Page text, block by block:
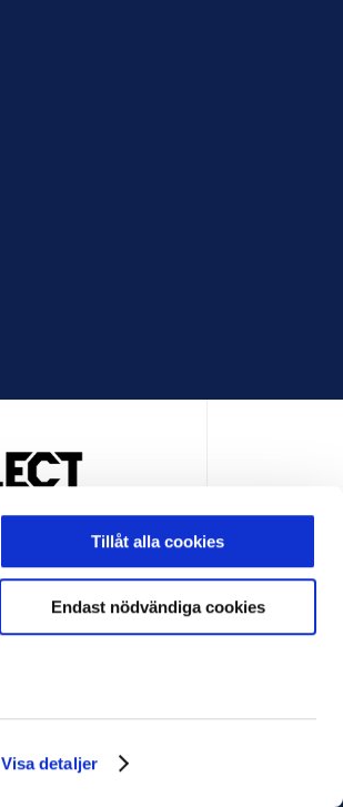
Visa detaljer
Tillåt alla cookies
Endast nödvändiga cookies